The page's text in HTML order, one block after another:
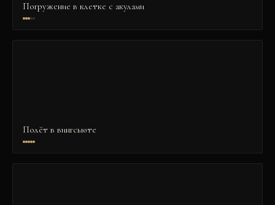
Погружение в клетке с акулами
Полёт в вингсьюте